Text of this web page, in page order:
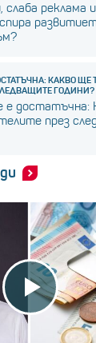
реклама
КАКВО ЩЕ
ГОДИНИ?
е достатъчна:
през